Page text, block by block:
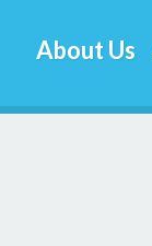
About Us